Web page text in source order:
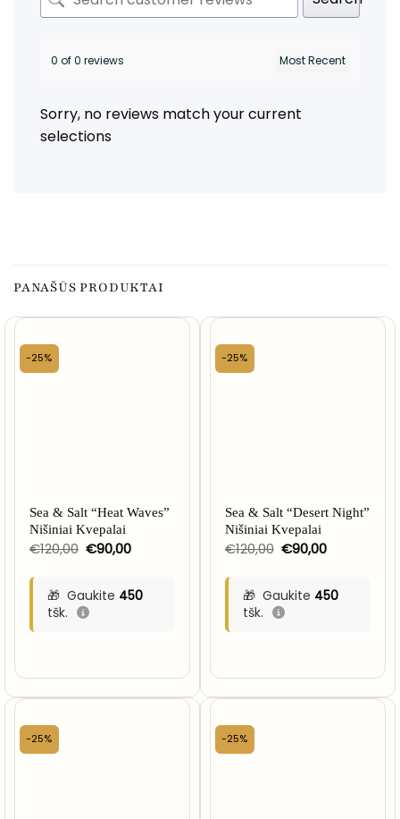
0 of 0 reviews
Sorry, no reviews match your current
selections
PANAŠŪS PRODUKTAI
-25%
Sea & Salt “Heat Waves”
Nišiniai Kvepalai
€120,00 Original
price
€120,00.
€90,00Current
€90,00.
Gaukite 450
tšk.
-25%
Sea & Salt “Desert Night”
Nišiniai Kvepalai
€120,00 Original
price
€120,00.
€90,00Current
€90,00.
Gaukite 450
tšk.
-25% -25%